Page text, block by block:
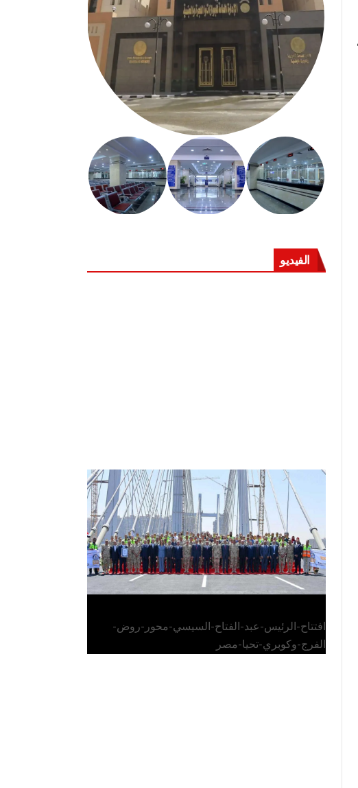
الفيديو
الرئيس عبد الفتاح السيسي يفتتح محور روض
الفرج وكوبري تحيا مصر
افتتاح-الرئيس-عبد-الفتاح-السيسي-محور-روض-
الفرج-وكوبري-تحيا-مصر